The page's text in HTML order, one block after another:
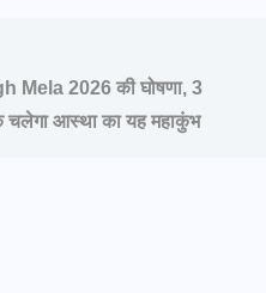
Mela 2026 की घोषणा, 3
चलेगा आस्था का यह महाकुंभ